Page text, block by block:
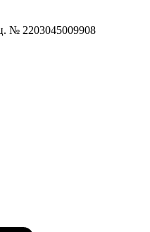
№ 2203045009908